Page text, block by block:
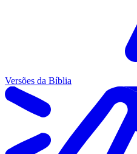
Versões da Bíblia